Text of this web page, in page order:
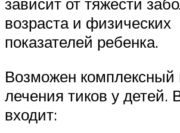
возраста и физических
показателей ребенка.
Возможен комплексный
лечения тиков у детей.
входит: